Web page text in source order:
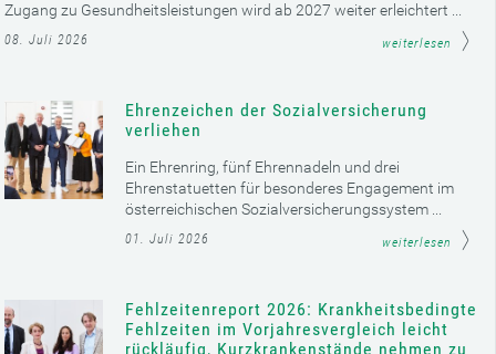
Zugang zu Gesundheitsleistungen wird ab 2027 weiter erleichtert ...
08. Juli 2026 weiterlesen
Ehrenzeichen der Sozialversicherung
verliehen
Ein Ehrenring, fünf Ehrennadeln und drei
Ehrenstatuetten für besonderes Engagement im
österreichischen Sozialversicherungssystem ...
01. Juli 2026 weiterlesen
Fehlzeitenreport 2026: Krankheitsbedingte
Fehlzeiten im Vorjahresvergleich leicht
rückläufig, Kurzkrankenstände nehmen zu